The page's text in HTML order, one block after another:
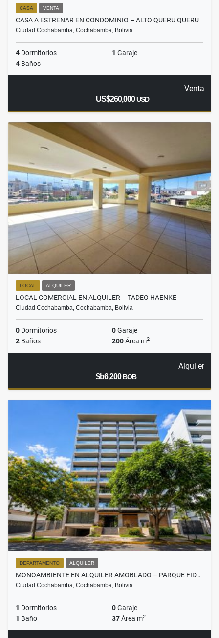
CASA VENTA
CASA A ESTRENAR EN CONDOMINIO – ALTO QUERU QUERU
Ciudad Cochabamba, Cochabamba, Bolivia
4 Dormitorios 1 Garaje
4 Baños
Venta
US$260,000USD
LOCAL ALQUILER
LOCAL COMERCIAL EN ALQUILER – TADEO HAENKE
Ciudad Cochabamba, Cochabamba, Bolivia
0 Dormitorios 0Garaje
2 Baños 200Área m2
Alquiler
$b6,200BOB
DEPARTAMENTO ALQUILER
MONOAMBIENTE EN ALQUILER AMOBLADO – PARQUE FID…
Ciudad Cochabamba, Cochabamba, Bolivia
1 Dormitorios 0Garaje
1 Baño 37Área m2